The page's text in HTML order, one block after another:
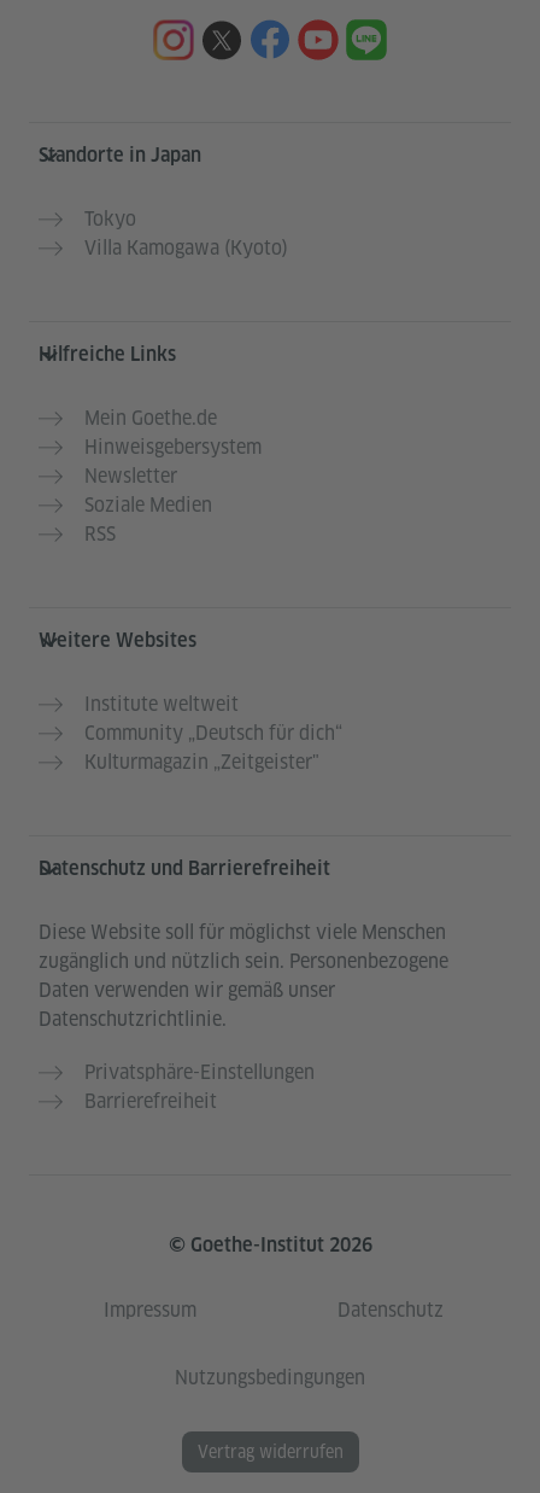
Service- und Informationsbereich
Standorte in Japan
Tokyo
Villa Kamogawa (Kyoto)
Hilfreiche Links
Mein Goethe.de
Hinweisgebersystem
Newsletter
Soziale Medien
RSS
Weitere Websites
Institute weltweit
Community „Deutsch für dich“
Kulturmagazin „Zeitgeister"
Datenschutz und Barrierefreiheit
Diese Website soll für möglichst viele Menschen
zugänglich und nützlich sein. Personenbezogene
Daten verwenden wir gemäß unser
Datenschutzrichtlinie.
Privatsphäre-Einstellungen
Barrierefreiheit
© Goethe-Institut 2026
Impressum Datenschutz
Nutzungsbedingungen
Vertrag widerrufen